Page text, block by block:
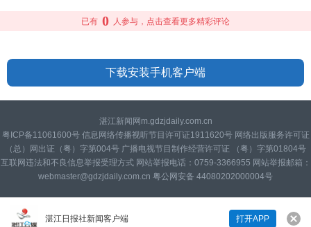
湛江日报社新闻客户端 打开APP
来说两句吧...
已有 0 人参与，点击查看更多精彩评论
下载安装手机客户端
湛江新闻网m.gdzjdaily.com.cn
粤ICP备11061600号 信息网络传播视听节目许可证1911620号 网络出版服务许可证
（总）网出证（粤）字第004号 广播电视节目制作经营许可证 （粤）字第01804号
互联网违法和不良信息举报受理方式 网站举报电话：0759-3366955 网站举报邮箱：
webmaster@gdzjdaily.com.cn 粤公网安备 44080202000004号